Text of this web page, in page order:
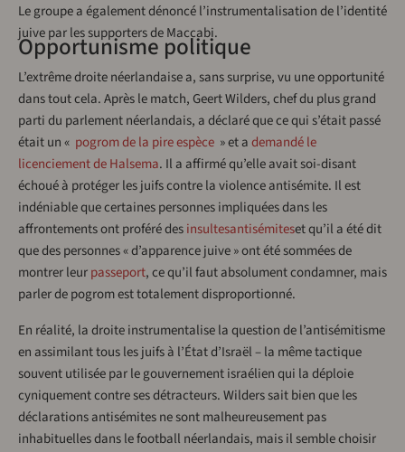
Le groupe a également dénoncé l’instrumentalisation de l’identité
juive par les supporters de Maccabi.
Opportunisme politique
L’extrême droite néerlandaise a, sans surprise, vu une opportunité
dans tout cela. Après le match, Geert Wilders, chef du plus grand
parti du parlement néerlandais, a déclaré que ce qui s’était passé
était un « pogrom de la pire espèce » et ademandé le
licenciement de Halsema. Il a affirmé qu’elle avait soi-disant
échoué à protéger les juifs contre la violence antisémite. Il est
indéniable que certaines personnes impliquées dans les
affrontements ont proféré desinsultesantisémiteset qu’il a été dit
que des personnes « d’apparence juive » ont été sommées de
montrer leurpasseport, ce qu’il faut absolument condamner, mais
parler de pogrom est totalement disproportionné.
En réalité, la droite instrumentalise la question de l’antisémitisme
en assimilant tous les juifs à l’État d’Israël – la même tactique
souvent utilisée par le gouvernement israélien qui la déploie
cyniquement contre ses détracteurs. Wilders sait bien que les
déclarations antisémites ne sont malheureusement pas
inhabituelles dans le football néerlandais, mais il semble choisir